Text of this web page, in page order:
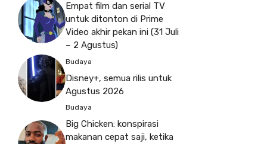
Empat film dan serial TV
untuk ditonton di Prime
Video akhir pekan ini (31 Juli
– 2 Agustus)
Budaya
Disney+, semua rilis untuk
Agustus 2026
Budaya
Big Chicken: konspirasi
makanan cepat saji, ketika